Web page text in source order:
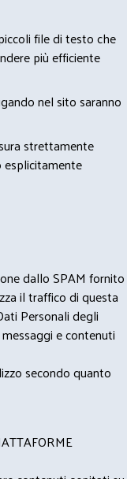
file di testo che
più efficiente
nel sito saranno
strettamente
esplicitamente
dallo SPAM fornito
il traffico di questa
Personali degli
e contenuti
secondo quanto